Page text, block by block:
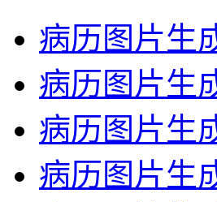
病历图片生
病历图片生
病历图片生
病历图片生